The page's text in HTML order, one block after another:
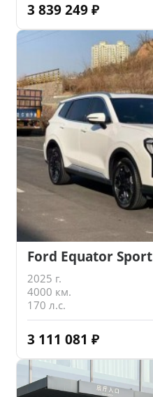
3 839 249 ₽
Ford Equator Sport
2025 г.
4000 км.
170 л.с.
3 111 081 ₽